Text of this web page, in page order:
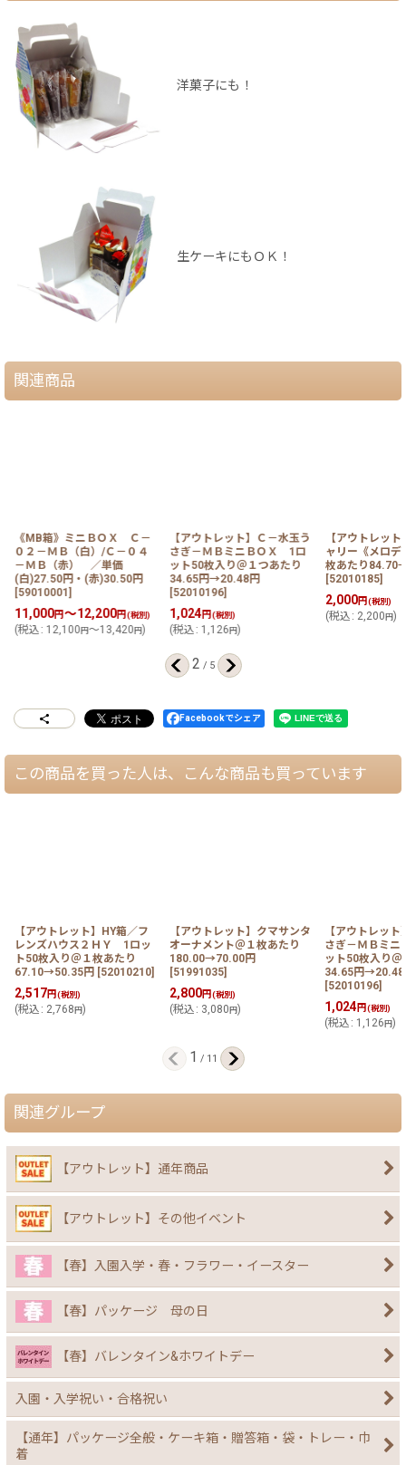
洋菓子にも！
生ケーキにもＯＫ！
関連商品
《MB箱》ミニＢＯＸ Ｃ－
０２－ＭＢ（白）/Ｃ－０４
－ＭＢ（赤） ／単価
(白)27.50円・(赤)30.50円
59010001 ]
11,000円～12,200円(税別)
(税込: 12,100円～13,420円)
【アウトレット】Ｃ－水玉う
さぎ－ＭＢミニＢＯＸ 1ロ
ット50枚入り＠１つあたり
34.65円→20.48円
[52010196]
1,024円(税別)
(税込: 1,126円)
【アウトレッ
ャリー《メロデ
枚あたり
[52010185]
2,000円(税別)
(税込 : 2,200円)
2 / 5
Facebookでシェア
この商品を買った人は、こんな商品も買っています
【アウトレット】HY箱／フ
レンズハウス２ＨＹ 1ロッ
ト50枚入り＠１枚あたり
67.10→50.35円 [52010210]
2,517円(税別)
(税込 : 2,768円)
【アウトレット】クマサンタ
オーナメント＠１枚あたり
180.00→70.00円
[51991035]
2,800円(税別)
(税込 : 3,080円)
【アウトレッ
さぎ－ＭＢミ
ット50枚入り
34.65円→20.48
[52010196]
1,024円(税別)
(税込 : 1,126円)
1 / 11
関連グループ
【アウトレット】通年商品
【アウトレット】その他イベント
【春】入園入学・春・フラワー・イースター
【春】パッケージ 母の日
【春】バレンタイン&ホワイトデー
入園・入学祝い・合格祝い
【通年】パッケージ全般・ケーキ箱・贈答箱・袋・トレー・巾
着